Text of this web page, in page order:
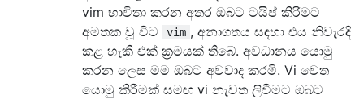
vim භාවිතා කරන අතර ඔබට ටයිප් කිරීමට
අමතක වූ විට
vim , අනාගතය සඳහා එය නිවැරදි
කළ හැකි එක් ක්‍රමයක් තිබේ. අවධානය යොමු
කරන ලෙස මම ඔබට අවවාද කරමි. Vi වෙත
යොමු කිරීමක් සමඟ vi නැවත ලිවීමට ඔබට